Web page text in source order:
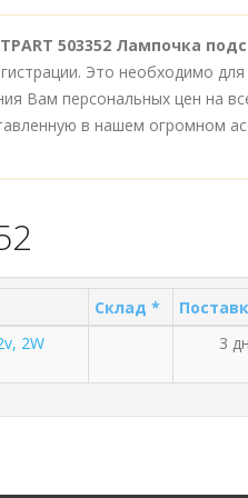
503352 Лампочка
Это необходимо
Вам персональных цен на
в нашем огромном
Склад *
2W
3